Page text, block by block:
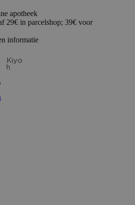
apotheek
29€ in parcelshop; 39€ voor
informatie